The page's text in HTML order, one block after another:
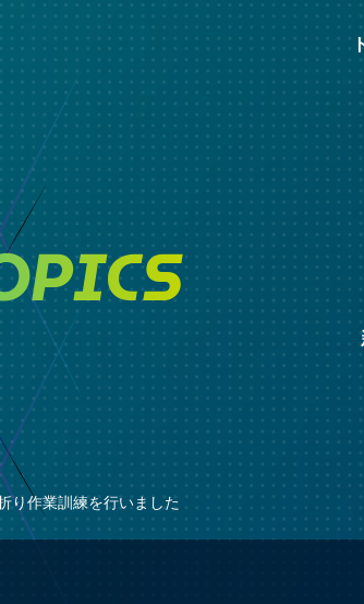
り作業訓練を行いました